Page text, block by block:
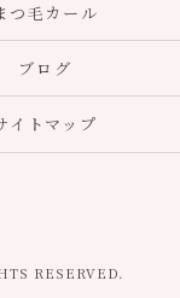
つ毛カール
ブログ
イトマップ
RESERVED.